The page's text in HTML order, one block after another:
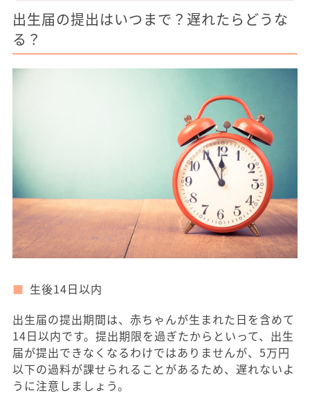
出生届の提出はいつまで？遅れたらどうな
る？
生後14日以内
出生届の提出期間は、赤ちゃんが生まれた日を含めて
14日以内です。提出期限を過ぎたからといって、出生
届が提出できなくなるわけではありませんが、5万円
以下の過料が課せられることがあるため、遅れないよ
うに注意しましょう。